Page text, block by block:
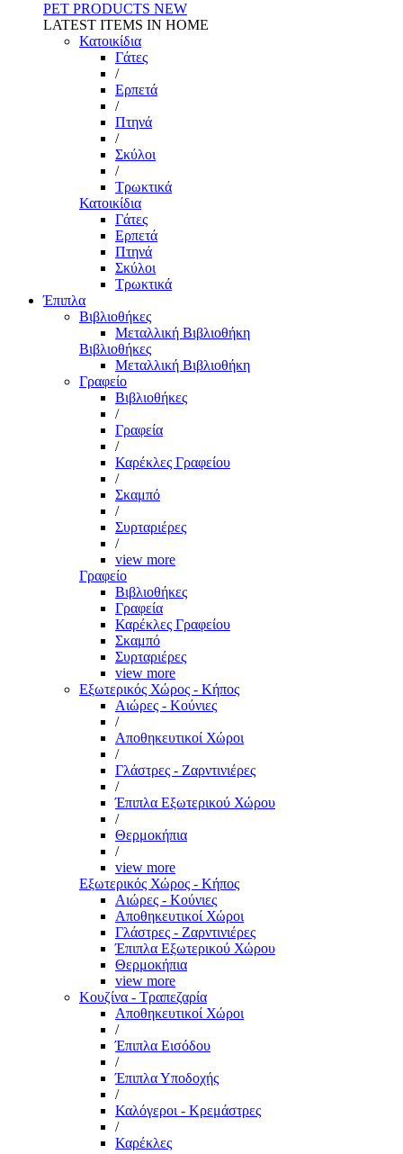
PET PRODUCTS NEW
LATEST ITEMS IN HOME
Κατοικίδια
Γάτες
/
Ερπετά
/
Πτηνά
/
Σκύλοι
/
Τρωκτικά
Κατοικίδια
Γάτες
Ερπετά
Πτηνά
Σκύλοι
Τρωκτικά
Έπιπλα
Βιβλιοθήκες
Μεταλλική Βιβλιοθήκη
Βιβλιοθήκες
Μεταλλική Βιβλιοθήκη
Γραφείο
Βιβλιοθήκες
/
Γραφεία
/
Καρέκλες Γραφείου
/
Σκαμπό
/
Συρταριέρες
/
view more
Γραφείο
Βιβλιοθήκες
Γραφεία
Καρέκλες Γραφείου
Σκαμπό
Συρταριέρες
view more
Εξωτερικός Χώρος - Κήπος
Αιώρες - Κούνιες
/
Αποθηκευτικοί Χώροι
/
Γλάστρες - Ζαρντινιέρες
/
Έπιπλα Εξωτερικού Χώρου
/
Θερμοκήπια
/
view more
Εξωτερικός Χώρος - Κήπος
Αιώρες - Κούνιες
Αποθηκευτικοί Χώροι
Γλάστρες - Ζαρντινιέρες
Έπιπλα Εξωτερικού Χώρου
Θερμοκήπια
view more
Κουζίνα - Τραπεζαρία
Αποθηκευτικοί Χώροι
/
Έπιπλα Εισόδου
/
Έπιπλα Υποδοχής
/
Καλόγεροι - Κρεμάστρες
/
Καρέκλες